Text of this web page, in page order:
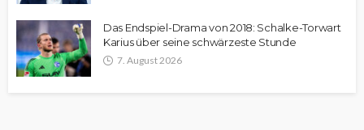
Das Endspiel-Drama von 2018: Schalke-Torwart
Karius über seine schwärzeste Stunde
7. August 2026